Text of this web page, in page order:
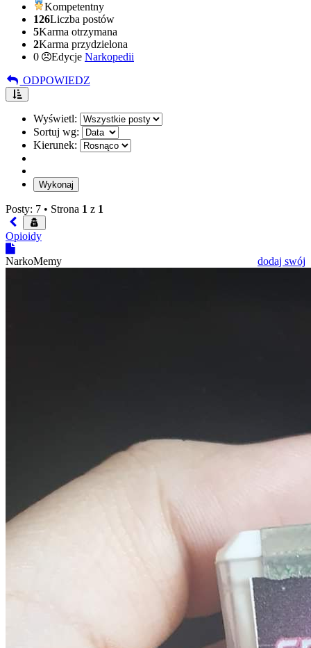
Kompetentny
126Liczba postów
5Karma otrzymana
2Karma przydzielona
0
Edycje Narkopedii
ODPOWIEDZ
Wyświetl:
Sortuj wg:
Kierunek:
Posty: 7 • Strona 1 z 1
Opioidy
NarkoMemy dodaj swój